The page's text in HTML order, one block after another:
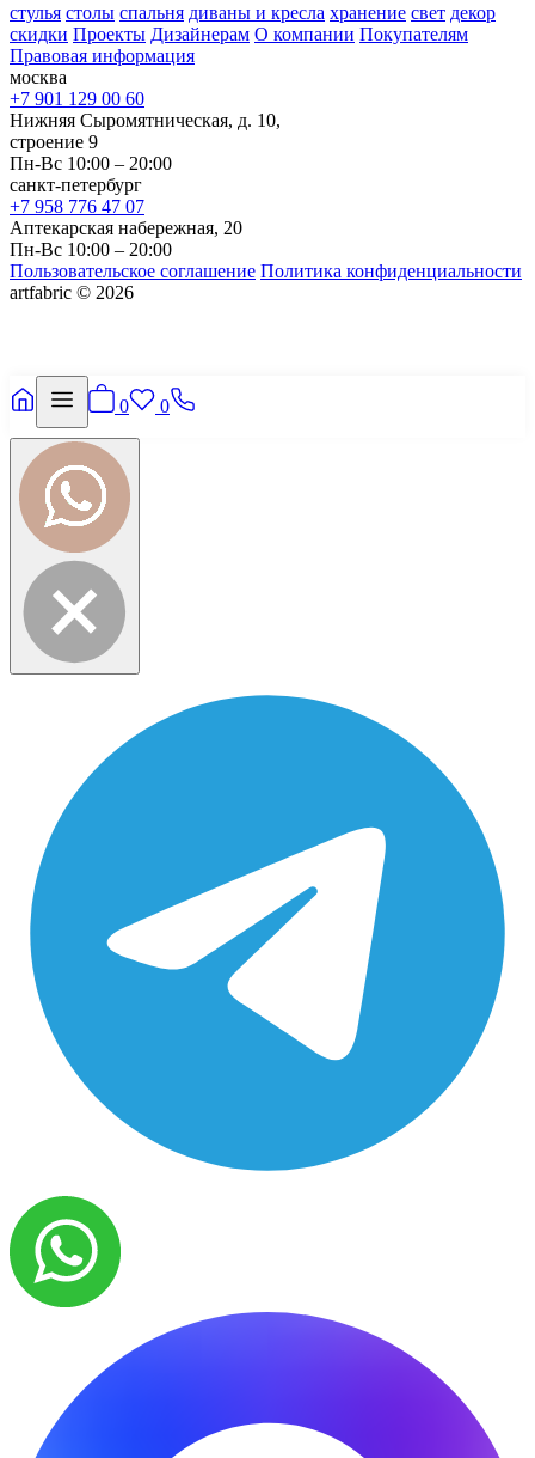
стулья столы спальня диваны и кресла хранение свет декор
скидки Проекты Дизайнерам О компании Покупателям
Правовая информация
москва
+7 901 129 00 60
Нижняя Сыромятническая, д. 10,
строение 9
Пн-Вс 10:00 – 20:00
санкт-петербург
+7 958 776 47 07
Аптекарская набережная, 20
Пн-Вс 10:00 – 20:00
Пользовательское соглашение Политика конфиденциальности
artfabric © 2026
0 0